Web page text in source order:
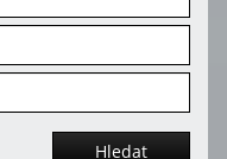
Hledat